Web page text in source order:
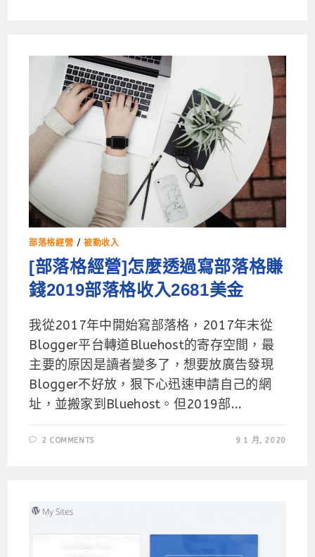
部落格經營 /被動收入
[部落格經營]怎麼透過寫部落格賺
錢2019部落格收入2681美金
我從2017年中開始寫部落格，2017年末從
Blogger平台轉道Bluehost的寄存空間，最
主要的原因是讀者變多了，想要放廣告發現
Blogger不好放，狠下心迅速申請自己的網
址，並搬家到Bluehost。但2019部...
2 COMMENTS 9 1 月, 2020